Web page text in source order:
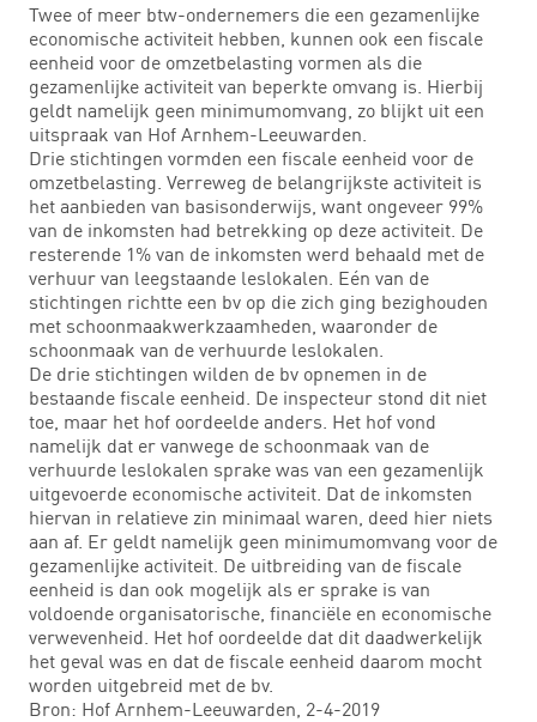
Twee of meer btw-ondernemers die een gezamenlijke
economische activiteit hebben, kunnen ook een fiscale
eenheid voor de omzetbelasting vormen als die
gezamenlijke activiteit van beperkte omvang is. Hierbij
geldt namelijk geen minimumomvang, zo blijkt uit een
uitspraak van Hof Arnhem-Leeuwarden.
Drie stichtingen vormden een fiscale eenheid voor de
omzetbelasting. Verreweg de belangrijkste activiteit is
het aanbieden van basisonderwijs, want ongeveer 99%
van de inkomsten had betrekking op deze activiteit. De
resterende 1% van de inkomsten werd behaald met de
verhuur van leegstaande leslokalen. Eén van de
stichtingen richtte een bv op die zich ging bezighouden
met schoonmaakwerkzaamheden, waaronder de
schoonmaak van de verhuurde leslokalen.
De drie stichtingen wilden de bv opnemen in de
bestaande fiscale eenheid. De inspecteur stond dit niet
toe, maar het hof oordeelde anders. Het hof vond
namelijk dat er vanwege de schoonmaak van de
verhuurde leslokalen sprake was van een gezamenlijk
uitgevoerde economische activiteit. Dat de inkomsten
hiervan in relatieve zin minimaal waren, deed hier niets
aan af. Er geldt namelijk geen minimumomvang voor de
gezamenlijke activiteit. De uitbreiding van de fiscale
eenheid is dan ook mogelijk als er sprake is van
voldoende organisatorische, financiële en economische
verwevenheid. Het hof oordeelde dat dit daadwerkelijk
het geval was en dat de fiscale eenheid daarom mocht
worden uitgebreid met de bv.
Bron: Hof Arnhem-Leeuwarden, 2-4-2019